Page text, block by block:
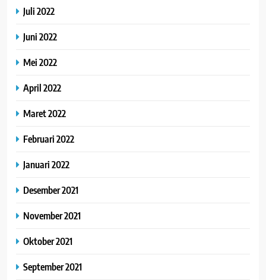
Juli 2022
Juni 2022
Mei 2022
April 2022
Maret 2022
Februari 2022
Januari 2022
Desember 2021
November 2021
Oktober 2021
September 2021